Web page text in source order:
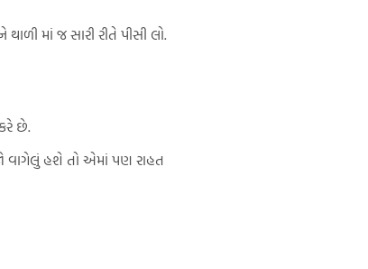
માં જ સારી રીતે પીસી લો.
છે.
વાગેલું હશે તો એમાં પણ રાહત